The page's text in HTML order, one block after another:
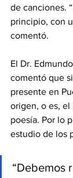
de canciones.
principio, con
comentó.
El Dr.
comentó que
presente en
origen, o es,
poesía. Por lo
estudio de los
“Debemos